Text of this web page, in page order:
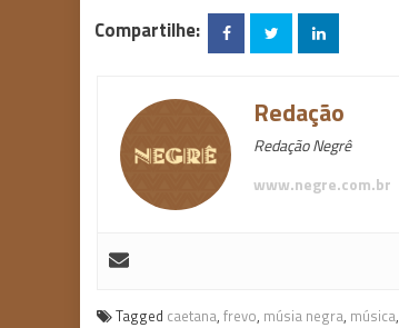
Compartilhe:
Redação
Redação Negrê
www.negre.com.br
Tagged caetana, frevo, músia negra, música,